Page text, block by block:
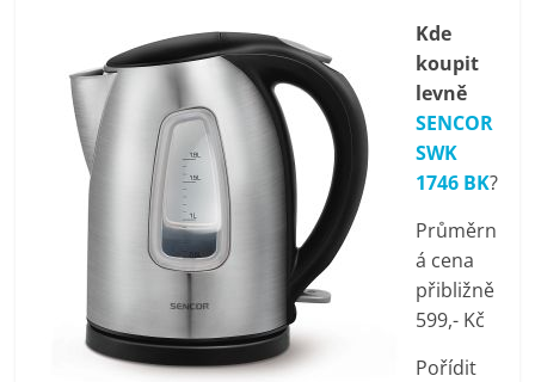
notebooky,
mobilní
telefony,
kávovary,
bazény
Nejlepší
elektronika
Kde
koupit
levně
SENCOR
SWK
1746 BK?
Průměrn
á cena
přibližně
599,- Kč
Pořídit